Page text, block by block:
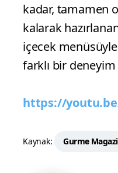
kadar, tamamen
kalarak
içecek
farklı bir deneyim
https://youtu.be/
Kaynak: Gurme